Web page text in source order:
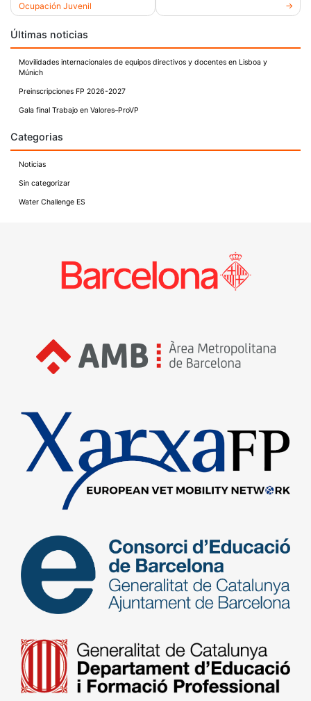
Navegación
de
entradas
Ocupación Juvenil
Últimas noticias
Movilidades internacionales de equipos directivos y docentes en Lisboa y
Múnich
Preinscripciones FP 2026-2027
Gala final Trabajo en Valores–ProVP
Categorias
Noticias
Sin categorizar
Water Challenge ES